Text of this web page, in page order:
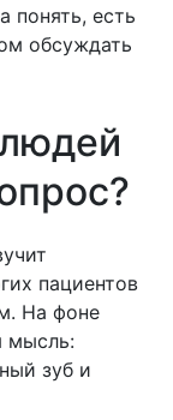
понять, есть
обсуждать
пациентов
На фоне
мысль:
зуб и